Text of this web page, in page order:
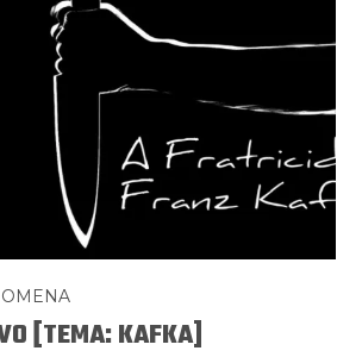
[TEMA: KAFKA]